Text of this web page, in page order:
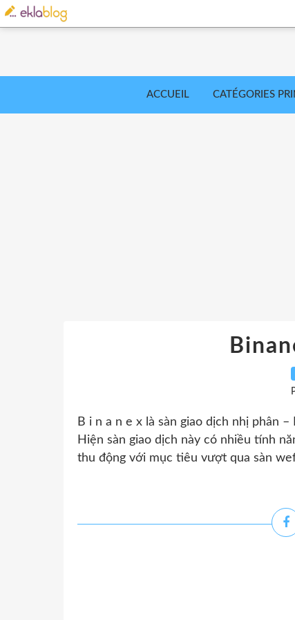
ACCUEIL CATÉGORIES
B i n a n e x là sàn giao dịch nhị phân
Hiện sàn giao dịch này có nhiều tính
thu động với mục tiêu vượt qua sàn